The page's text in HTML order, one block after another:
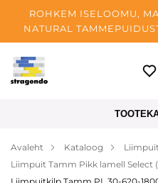
ROHKEM ISELOOMU,
NATURAL
Tallinn
Makse
Meist
Avaleht Kataloog
Liimpuit Tamm Pikk lamell Select